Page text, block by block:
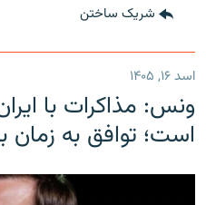
شریک ساختن
اسد ۱۶, ۱۴۰۵
ونس: مذاکرات با
است؛ توافق به زمان